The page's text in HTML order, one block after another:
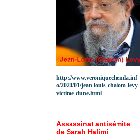
http://www.veroniquechemla.inf
o/2020/01/jean-louis-chalom-levy-
victime-dune.html
Assassinat antisémite
de Sarah Halimi